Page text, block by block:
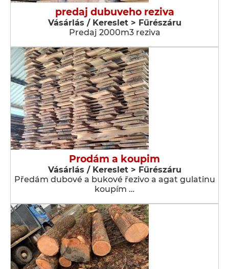
predaj dubuveho reziva
Vásárlás / Kereslet > Fűrészáru
Predaj 2000m3 reziva
Prodám a koupim
Vásárlás / Kereslet > Fűrészáru
Předám dubové a bukové řezivo a agat gulatinu
koupím …